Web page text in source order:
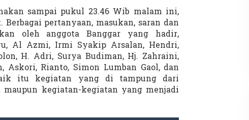
sampai pukul 23.46 Wib malam ini,
Berbagai pertanyaan, masukan, saran dan
oleh anggota Banggar yang hadir,
Al Azmi, Irmi Syakip Arsalan, Hendri,
H. Adri, Surya Budiman, Hj. Zahraini,
Askori, Rianto, Simon Lumban Gaol, dan
itu kegiatan yang di tampung dari
maupun kegiatan-kegiatan yang menjadi
Patok Batas Tanah
dan Dukung
Ruang
SOROTAN | 8 Agustus 2025
Rekognisi Sejarah Kerajaan Siak
dan Harapan Daerah Istimewa Riau
Di KOLOM, Opini, SOROTAN